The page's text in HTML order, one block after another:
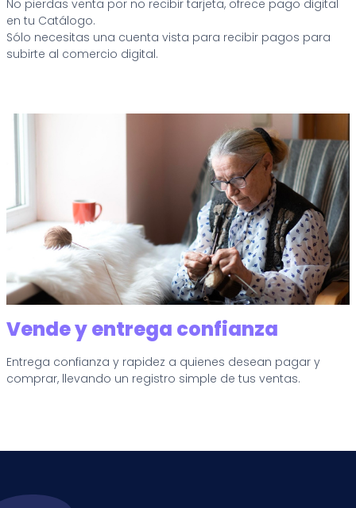
No pierdas venta por no recibir tarjeta, ofrece pago digital
en tu Catálogo.
Sólo necesitas una cuenta vista para recibir pagos para
subirte al comercio digital.
Vende y entrega confianza
Entrega confianza y rapidez a quienes desean pagar y
comprar, llevando un registro simple de tus ventas.